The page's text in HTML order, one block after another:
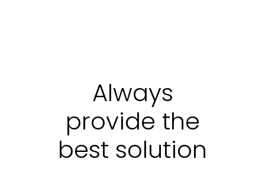
Always
provide the
best solution